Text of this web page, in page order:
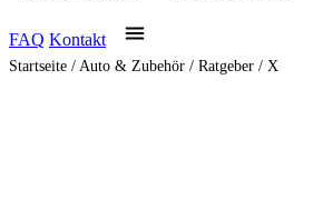
FAQ Kontakt
Startseite / Auto & Zubehör / Ratgeber / X